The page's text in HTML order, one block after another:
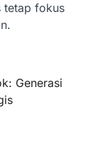
tetap fokus
Generasi